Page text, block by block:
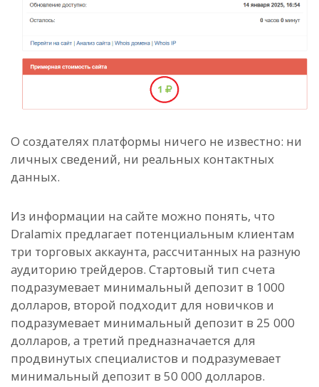
О создателях платформы ничего не известно: ни
личных сведений, ни реальных контактных
данных.
Из информации на сайте можно понять, что
Dralamix предлагает потенциальным клиентам
три торговых аккаунта, рассчитанных на разную
аудиторию трейдеров. Стартовый тип счета
подразумевает минимальный депозит в 1000
долларов, второй подходит для новичков и
подразумевает минимальный депозит в 25 000
долларов, а третий предназначается для
продвинутых специалистов и подразумевает
минимальный депозит в 50 000 долларов.